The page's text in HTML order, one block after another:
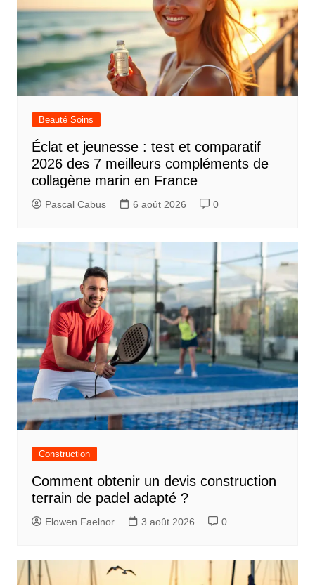
Beauté Soins
Éclat et jeunesse : test et comparatif
2026 des 7 meilleurs compléments de
collagène marin en France
Pascal Cabus 6 août 2026 0
Construction
Comment obtenir un devis construction
terrain de padel adapté ?
Elowen Faelnor 3 août 2026 0